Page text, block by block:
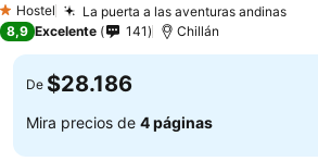
1 Estrellas
Hostel La puerta a las aventuras andinasVer
8,9 Excelente 141 Chillán
De $28.186
Mira precios de 4 páginas